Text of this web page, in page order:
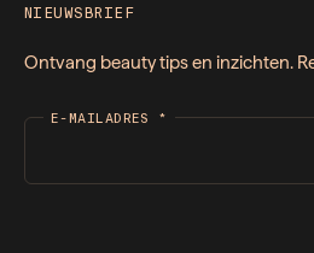
NIEUWSBRIEF
Ontvang beauty tips en inzichten.
E-MAILADRES *